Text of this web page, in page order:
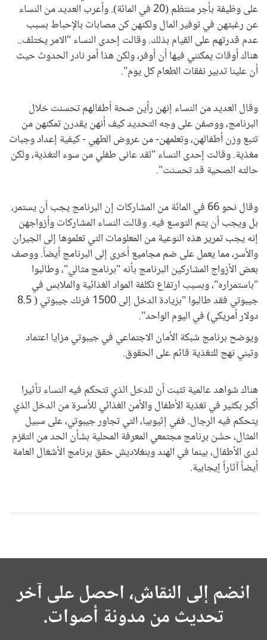
على وظيفة بأجر منتظم (20 في المائة). وأعرب العديد من النساء
عن رغبتهن في توفير المال ولكنهن كن مصابات بالإحباط بسبب
عدم قدرتهم على القيام بذلك. وقالت إحدى النساء "الامر يختلف..
هناك أوقات يمكنني فيها أن أوفر، ولكن هذا أمر نادر الحدوث حيث
أن علينا تدبير نفقات الطعام كل يوم".
وقال العديد من النساء إنهن رأين صحة أطفالهم تحسنت خلال
البرنامج، ووصفن على وجه التحديد كيف أنهن يقدرن تمكنهن من
تتبع وزن أطفالهن، وتعلمهن- من عروض الطهي - كيفية إعداد وجبات
مغذية. وقالت إحدى النساء "لقد عانى طفلي من سوء التغذية، ولكن
حالته الصحية قد تحسنت".
وقال نحو 66 في المائة من المشاركات إن البرنامج يجب أن يستمر،
بل ويجب أن يتم التوسع فيه. وقالت النساء المشاركات وأزواجهن
إنه يجب تمرير هذه النوعية من المعلومات التي تعلموها إلى الجيران
والأسر، مما يعمل على ضم مجاميع أخرى إلى البرنامج أيضاً. ووصف
بعض الأزواج المشاركين البرنامج بأنه "برنامج مثالي"، وطالبوا
"باستمراره"، وبسبب ارتفاع تكلفة المواد الغذائية والملابس في
جيبوتي فقد طالبوا "بزيادة الدخل إلى 1500 فرنك جيبوتي ( 8.5
دولار أمريكي) في اليوم الواحد".
ويوضح برنامج شبكة الأمان الاجتماعي في جيبوتي مزايا اعتماد
وتبني نهج للتغذية قائم على الحقوق.
هناك شواهد عالمية تثبت أن للدخل الذي تتحكم فيه النساء تأثيرا
أكبر بكثير في تغذية الأطفال والأمن الغذائي للأسرة من الدخل الذي
يتحكم فيه الرجال. ففي إثيوبيا، التي تجاور جيبوتي، على سبيل
المثال، حسَّن برنامج مجتمعي المعرفة المحلية بشأن الحد من التقزم
لدى الأطفال، بينما في الهند وبنغلاديش حقق برنامج الأشغال العامة
أيضاً آثاراً إيجابية.
انضم إلى النقاش، احصل على آخر
تحديث من مدونة أصوات.